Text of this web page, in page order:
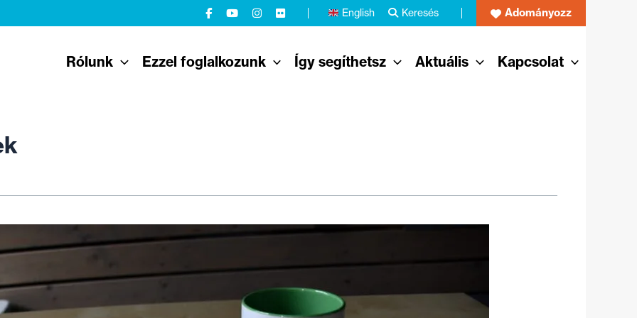
English Keresés Adományozz
Rólunk Ezzel foglalkozunk Így segíthetsz Aktuális Kapcsolat